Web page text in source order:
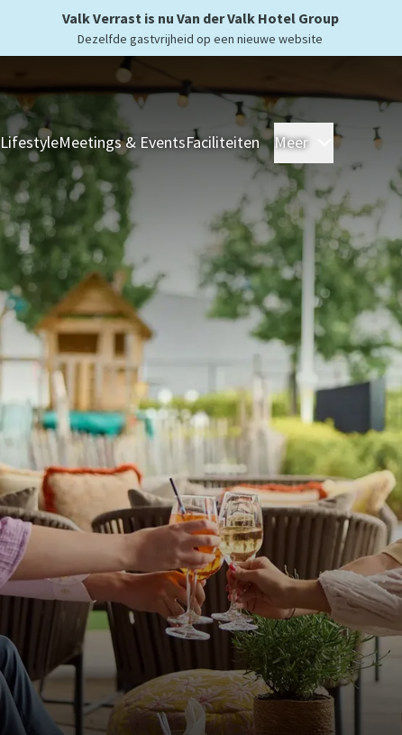
Valk Verrast is nu Van der Valk Hotel Group
Dezelfde gastvrijheid op een nieuwe website
LifestyleMeetings & EventsFaciliteiten Meer Hotels